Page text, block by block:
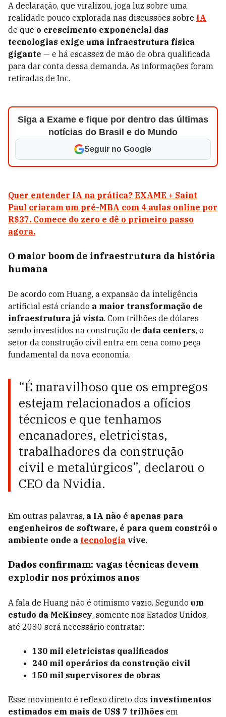
A declaração, que viralizou, joga luz sobre uma
realidade pouco explorada nas discussões sobre IA
de que o crescimento exponencial das
tecnologias exige uma infraestrutura física
gigante — e há escassez de mão de obra qualificada
para dar conta dessa demanda. As informações foram
retiradas de Inc.
Siga a Exame e fique por dentro das últimas
notícias do Brasil e do Mundo
Seguir no Google
Quer entender IA na prática? EXAME + Saint
Paul criaram um pré-MBA com 4 aulas online por
R$37. Comece do zero e dê o primeiro passo
agora.
O maior boom de infraestrutura da história
humana
De acordo com Huang, a expansão da inteligência
artificial está criando a maior transformação de
infraestrutura já vista. Com trilhões de dólares
sendo investidos na construção de data centers, o
setor da construção civil entra em cena como peça
fundamental da nova economia.
“É maravilhoso que os empregos
estejam relacionados a ofícios
técnicos e que tenhamos
encanadores, eletricistas,
trabalhadores da construção
civil e metalúrgicos”, declarou o
CEO da Nvidia.
Em outras palavras, a IA não é apenas para
engenheiros de software, é para quem constrói o
ambiente onde a tecnologia vive.
Dados confirmam: vagas técnicas devem
explodir nos próximos anos
A fala de Huang não é otimismo vazio. Segundo um
estudo da McKinsey, somente nos Estados Unidos,
até 2030 será necessário contratar:
130 mil eletricistas qualificados
240 mil operários da construção civil
150 mil supervisores de obras
Esse movimento é reflexo direto dos investimentos
estimados em mais de US$ 7 trilhões em